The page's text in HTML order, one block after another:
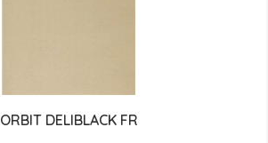
ORBIT DELIBLACK FR